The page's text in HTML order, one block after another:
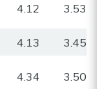
4.12 3.53
4.13 3.45
4.34 3.50